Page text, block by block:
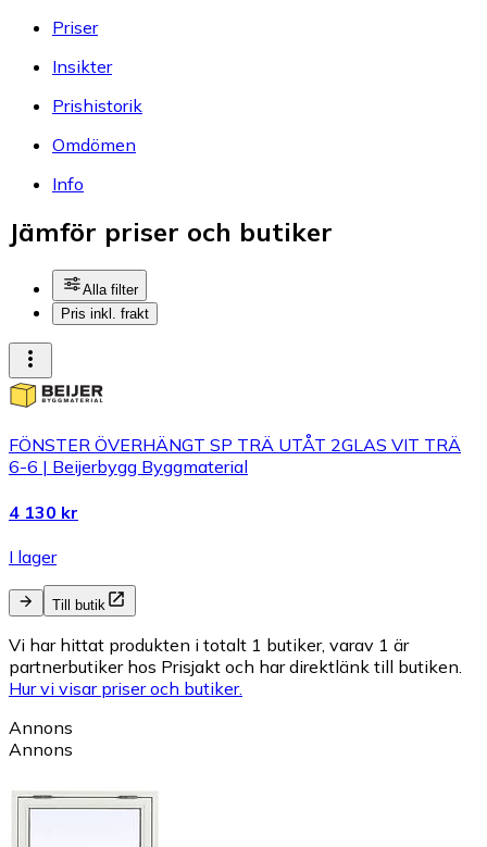
Priser
Insikter
Prishistorik
Omdömen
Info
Jämför priser och butiker
Alla filter
Pris inkl. frakt
FÖNSTER ÖVERHÄNGT SP TRÄ UTÅT 2GLAS VIT TRÄ
6-6 | Beijerbygg Byggmaterial
4 130 kr
I lager
Till butik
Vi har hittat produkten i totalt 1 butiker, varav 1 är
partnerbutiker hos Prisjakt och har direktlänk till butiken.
Hur vi visar priser och butiker.
Annons
Annons